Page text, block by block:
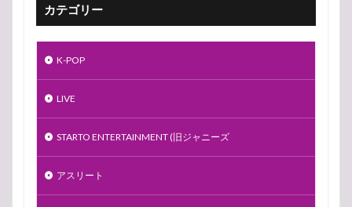
カテゴリー
K-POP
LIVE
STARTO ENTERTAINMENT (旧ジャニーズ
アスリート